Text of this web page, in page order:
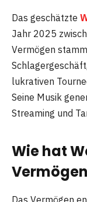
Das geschätzte
Jahr 2025
Vermögen
lukrativen
Seine Musik
Streaming und
Wie hat